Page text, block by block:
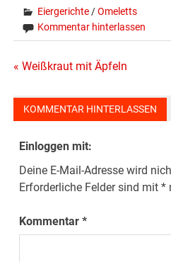
Eiergerichte /Omeletts
Kommentar hinterlassen
Beitragsnavigation
« Weißkraut mit Äpfeln
KOMMENTAR HINTERLASSEN
Einloggen mit:
Deine E-Mail-Adresse wird
Erforderliche Felder sind mit*
Kommentar*